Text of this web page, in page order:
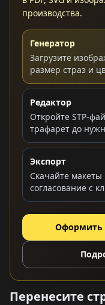
производства.
Генератор
Загрузите
размер страз и
Редактор
Откройте STP-
трафарет до
Экспорт
Скачайте макеты
согласование с
Оформить
Перенесите